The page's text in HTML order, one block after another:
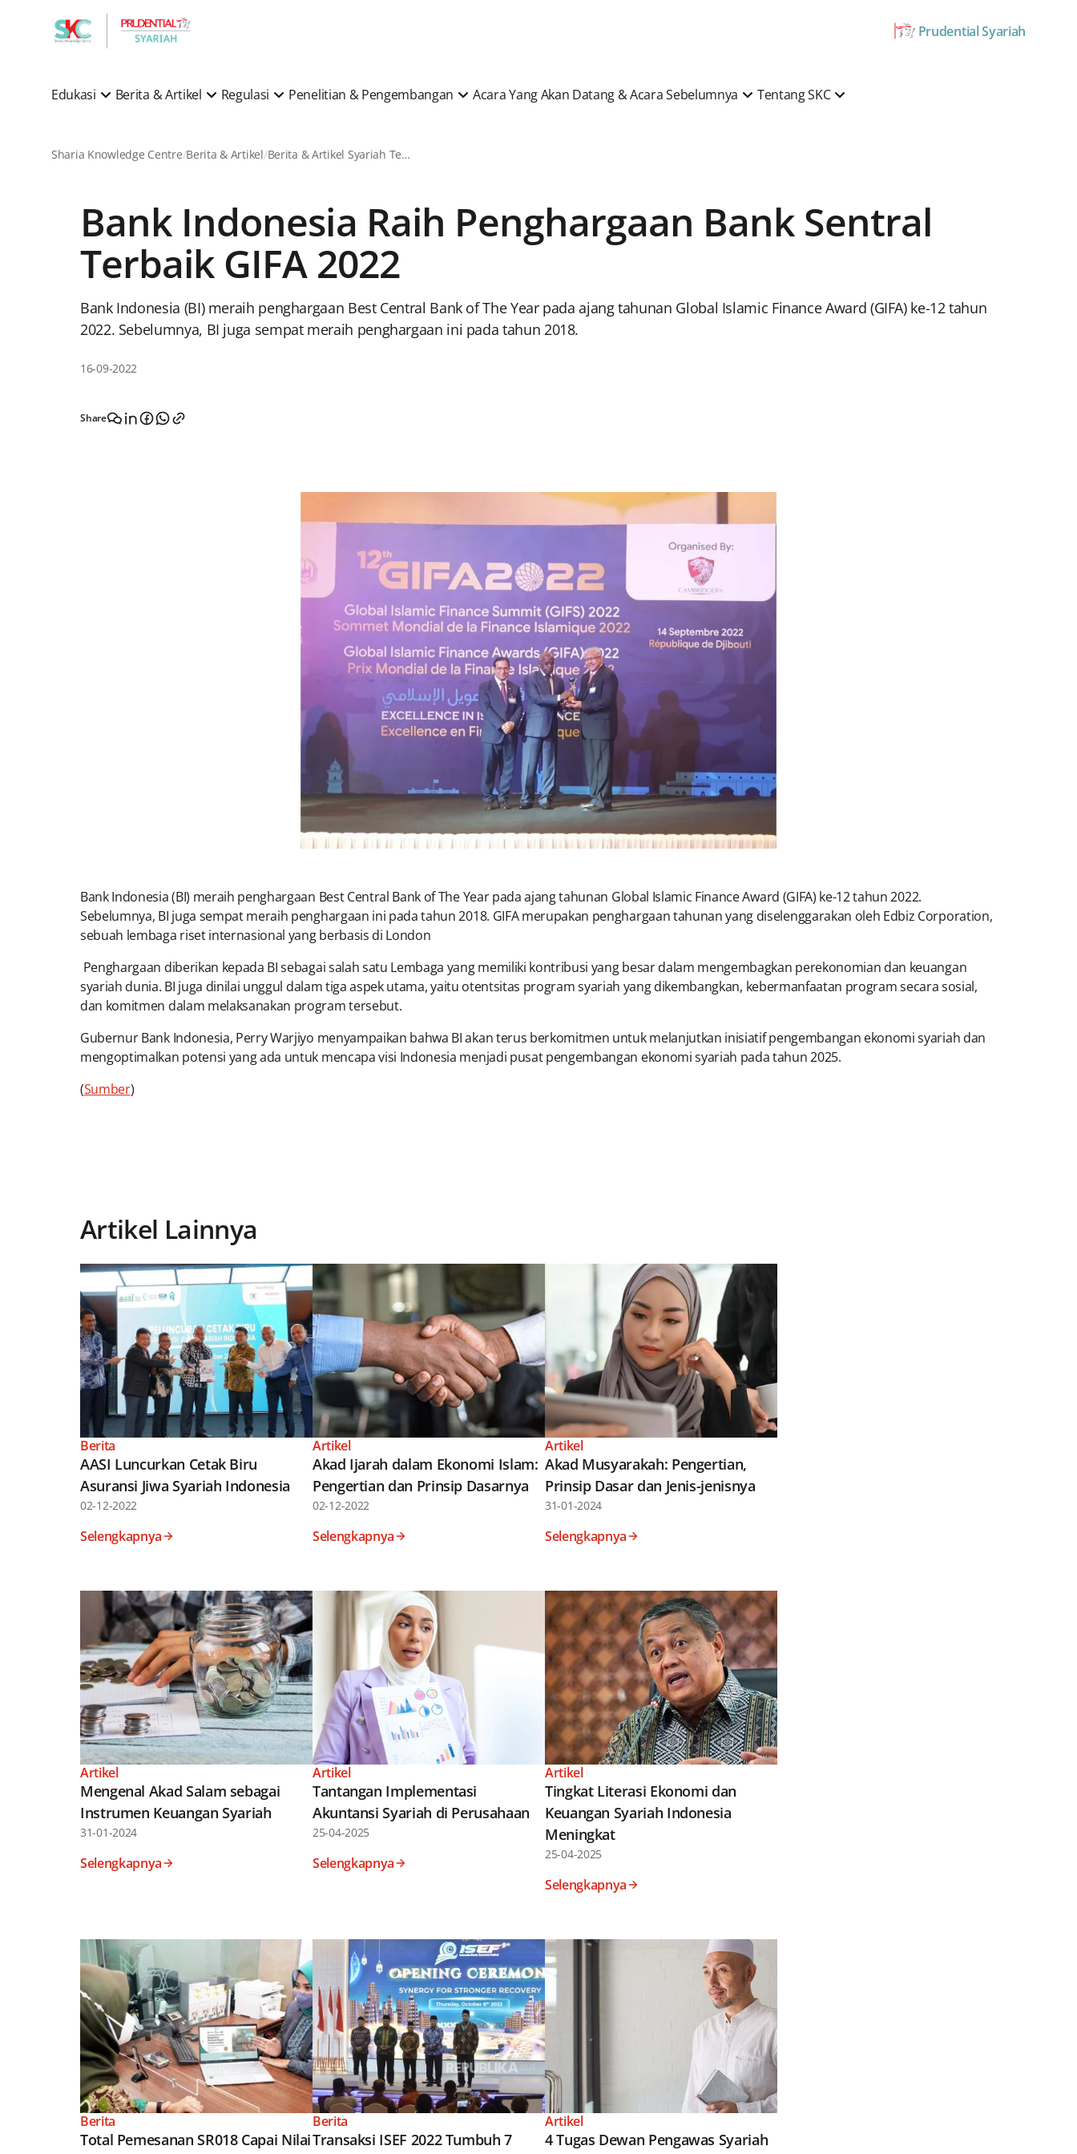
Prudential Syariah
Edukasi Berita & Artikel Regulasi Penelitian & Pengembangan Acara Yang Akan Datang & Acara Sebelumnya Tentang SKC
Sharia Knowledge Centre Berita & Artikel Berita & Artikel Syariah Terkini
Bank Indonesia Raih Penghargaan Bank Sentral
Terbaik GIFA 2022
Bank Indonesia (BI) meraih penghargaan Best Central Bank of The Year pada ajang tahunan Global Islamic Finance Award (GIFA) ke-12 tahun
2022. Sebelumnya, BI juga sempat meraih penghargaan ini pada tahun 2018.
16-09-2022
Share
Bank Indonesia (BI) meraih penghargaan Best Central Bank of The Year pada ajang tahunan Global Islamic Finance Award (GIFA) ke-12 tahun 2022.
Sebelumnya, BI juga sempat meraih penghargaan ini pada tahun 2018. GIFA merupakan penghargaan tahunan yang diselenggarakan oleh Edbiz Corporation,
sebuah lembaga riset internasional yang berbasis di London
Penghargaan diberikan kepada BI sebagai salah satu Lembaga yang memiliki kontribusi yang besar dalam mengembagkan perekonomian dan keuangan
syariah dunia. BI juga dinilai unggul dalam tiga aspek utama, yaitu otentsitas program syariah yang dikembangkan, kebermanfaatan program secara sosial,
dan komitmen dalam melaksanakan program tersebut.
Gubernur Bank Indonesia, Perry Warjiyo menyampaikan bahwa BI akan terus berkomitmen untuk melanjutkan inisiatif pengembangan ekonomi syariah dan
mengoptimalkan potensi yang ada untuk mencapa visi Indonesia menjadi pusat pengembangan ekonomi syariah pada tahun 2025.
(Sumber)
Artikel Lainnya
Berita
AASI Luncurkan Cetak Biru
Asuransi Jiwa Syariah Indonesia
02-12-2022
Selengkapnya
Artikel
Akad Ijarah dalam Ekonomi Islam:
Pengertian dan Prinsip Dasarnya
02-12-2022
Selengkapnya
Artikel
Akad Musyarakah: Pengertian,
Prinsip Dasar dan Jenis-jenisnya
31-01-2024
Selengkapnya
Artikel
Mengenal Akad Salam sebagai
Instrumen Keuangan Syariah
31-01-2024
Selengkapnya
Artikel
Tantangan Implementasi
Akuntansi Syariah di Perusahaan
25-04-2025
Selengkapnya
Artikel
Tingkat Literasi Ekonomi dan
Keuangan Syariah Indonesia
Meningkat
25-04-2025
Selengkapnya
Berita
Total Pemesanan SR018 Capai Nilai
Berita
Transaksi ISEF 2022 Tumbuh 7
Artikel
4 Tugas Dewan Pengawas Syariah